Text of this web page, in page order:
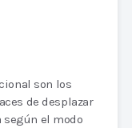
son los
de desplazar
según el modo